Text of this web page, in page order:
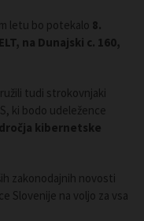
letu bo potekalo 8.
na Dunajski c. 160,
tudi strokovnjaki
ki bodo udeležence
kibernetske
zakonodajnih novosti
Slovenije na voljo za vsa